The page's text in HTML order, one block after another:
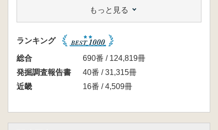
・野中宮山古墳
・誉田丸山古墳
・向墓山古墳
・鉢塚古墳
・峯ヶ塚古墳
・東山古墳
もっと見る
ランキング
総合
690番 / 124,819冊
発掘調査報告書
40番 / 31,315冊
近畿
16番 / 4,509冊